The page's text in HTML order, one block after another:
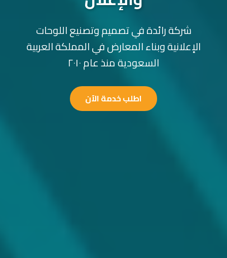
شركة رائدة في تصميم وتصنيع اللوحات
الإعلانية وبناء المعارض في المملكة العربية
السعودية منذ عام ٢٠١٠
اطلب خدمة الآن